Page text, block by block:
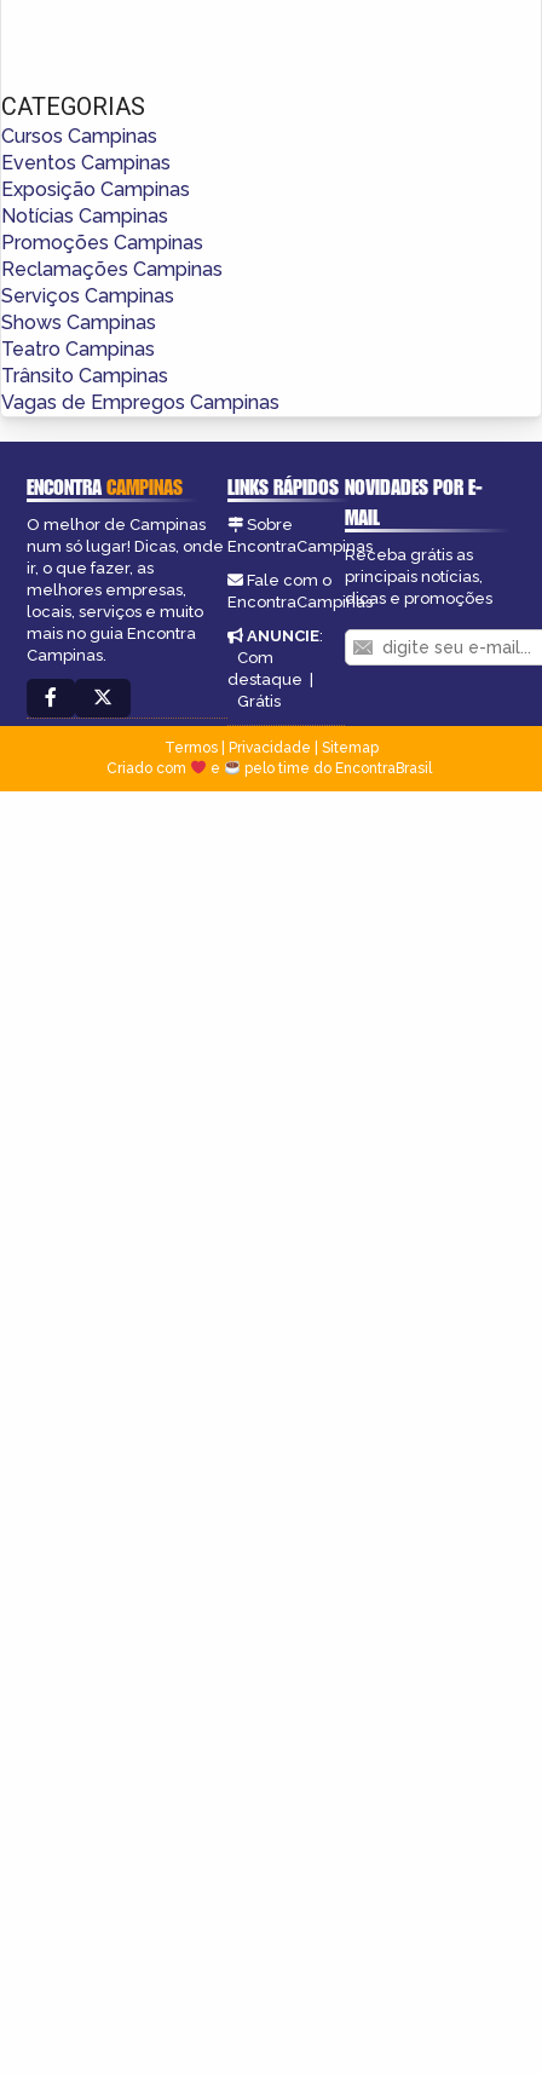
CATEGORIAS
Cursos Campinas
Eventos Campinas
Exposição Campinas
Notícias Campinas
Promoções Campinas
Reclamações Campinas
Serviços Campinas
Shows Campinas
Teatro Campinas
Trânsito Campinas
Vagas de Empregos Campinas
ENCONTRACAMPINAS
O melhor de Campinas
num só lugar! Dicas, onde
ir, o que fazer, as
melhores empresas,
locais, serviços e muito
mais no guia Encontra
Campinas.
LINKS RÁPIDOS
Sobre
EncontraCampinas
Fale com o
EncontraCampinas
ANUNCIE:
Com
destaque
Grátis
NOVIDADES POR E-
MAIL
Receba grátis as
principais notícias,
dicas e promoções
Termos| Privacidade
Sitemap
Criado com
e pelo time do EncontraBrasil